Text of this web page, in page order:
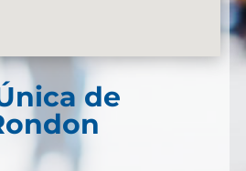
de